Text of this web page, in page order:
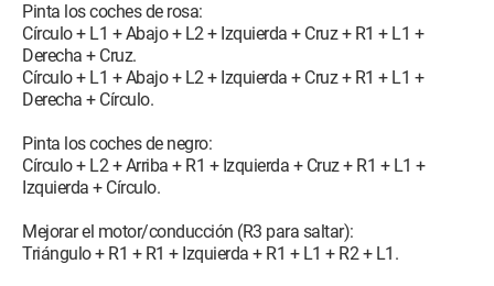
Pinta los coches de rosa:
Círculo + L1 + Abajo + L2 + Izquierda + Cruz + R1 + L1 +
Derecha + Cruz.
Círculo + L1 + Abajo + L2 + Izquierda + Cruz + R1 + L1 +
Derecha + Círculo.
Pinta los coches de negro:
Círculo + L2 + Arriba + R1 + Izquierda + Cruz + R1 + L1 +
Izquierda + Círculo.
Mejorar el motor/conducción (R3 para saltar):
Triángulo + R1 + R1 + Izquierda + R1 + L1 + R2 + L1.